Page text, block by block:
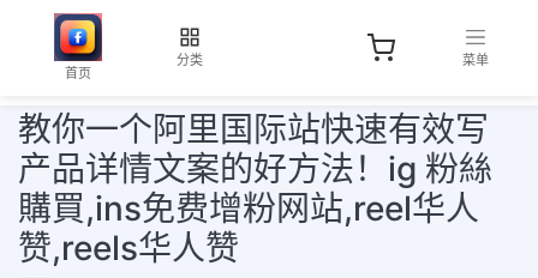
首页
分类 菜单
教你一个阿里国际站快速有效写
产品详情文案的好方法！ig 粉絲
購買,ins免费增粉网站,reel华人
赞,reels华人赞